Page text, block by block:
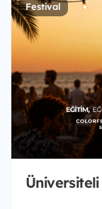
Festival